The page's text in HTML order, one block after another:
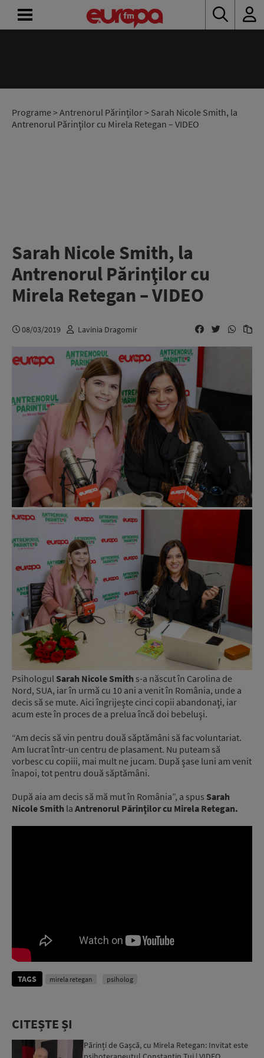
Programe> Antrenorul Părinților> Sarah Nicole Smith, la
Antrenorul Părinţilor cu Mirela Retegan – VIDEO
Sarah Nicole Smith, la
Antrenorul Părinţilor cu
Mirela Retegan – VIDEO
08/03/2019 Lavinia Dragomir
Psihologul Sarah Nicole Smith s-a născut în Carolina de
Nord, SUA, iar în urmă cu 10 ani a venit în România, unde a
decis să se mute. Aici îngrijeşte cinci copii abandonaţi, iar
acum este în proces de a prelua încă doi bebeluşi.
“Am decis să vin pentru două săptămâni să fac voluntariat.
Am lucrat într-un centru de plasament. Nu puteam să
vorbesc cu copiii, mai mult ne jucam. După şase luni am venit
înapoi, tot pentru două săptămâni.
După aia am decis să mă mut în România”, a spus Sarah
Nicole Smith la Antrenorul Părinţilor cu Mirela Retegan.
TAGS mirela retegan psiholog
CITEȘTE ȘI
Părinți de Gașcă, cu Mirela Retegan: Invitat este
RADIO